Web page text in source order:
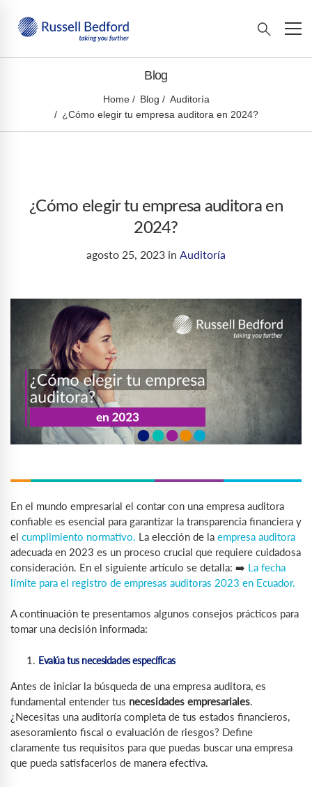
Blog
Home Blog
Auditoría
¿Cómo elegir tu empresa auditora en 2024?
¿Cómo elegir tu empresa auditora en
2024?
agosto 25, 2023 in Auditoría
En el mundo empresarial el contar con una empresa auditora
confiable es esencial para garantizar la transparencia financiera y
el cumplimiento normativo. La elección de la empresa auditora
adecuada en 2023 es un proceso crucial que requiere cuidadosa
consideración. En el siguiente artículo se detalla: ➡️ La fecha
límite para el registro de empresas auditoras 2023 en Ecuador.
A continuación te presentamos algunos consejos prácticos para
tomar una decisión informada:
Evalúa tus necesidades específicas
Antes de iniciar la búsqueda de una empresa auditora, es
fundamental entender tus necesidades empresariales
¿Necesitas una auditoría completa de tus estados financieros,
asesoramiento fiscal o evaluación de riesgos? Define
claramente tus requisitos para que puedas buscar una empresa
que pueda satisfacerlos de manera efectiva.